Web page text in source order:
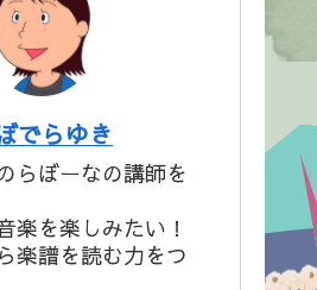
でらゆき
らぼーなの講師を
楽を楽しみたい！
楽譜を読む力をつ